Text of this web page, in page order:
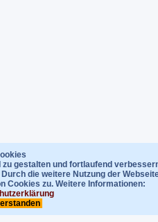
gestalten und fortlaufend
die weitere Nutzung der
Cookies zu. Weitere Informationen: